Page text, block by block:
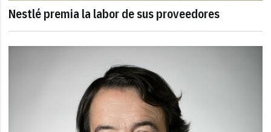
Nestlé premia la labor de sus proveedores